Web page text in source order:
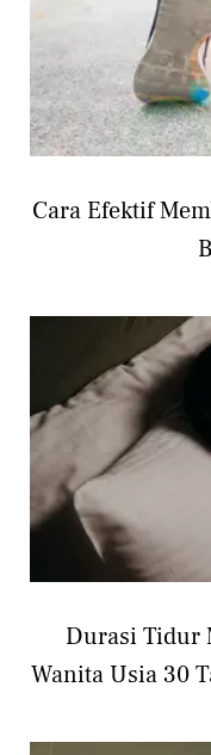
Cara Efektif
Durasi Tidur
Wanita Usia 30